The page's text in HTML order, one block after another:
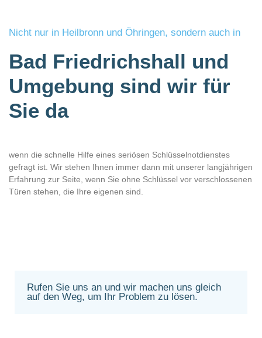
Rufen Sie uns an und wir machen uns gleich
auf den Weg, um Ihr Problem zu lösen.
Nicht nur in Heilbronn und Öhringen, sondern auch in
Bad Friedrichshall und
Umgebung sind wir für
Sie da
wenn die schnelle Hilfe eines seriösen Schlüsselnotdienstes
gefragt ist. Wir stehen Ihnen immer dann mit unserer langjährigen
Erfahrung zur Seite, wenn Sie ohne Schlüssel vor verschlossenen
Türen stehen, die Ihre eigenen sind.